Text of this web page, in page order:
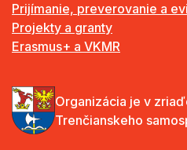
Prijímanie, preverovanie a
Projekty a granty
Erasmus+ a VKMR
Organizácia je v
Trenčianskeho